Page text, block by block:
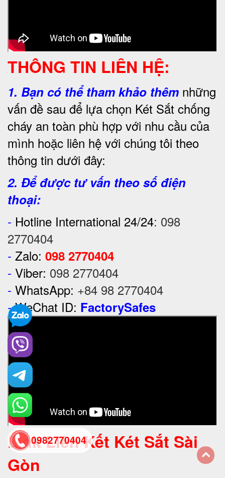
THÔNG TIN LIÊN HỆ:
1. Bạn có thể tham khảo thêm những
vấn đề sau để lựa chọn Két Sắt chống
cháy an toàn phù hợp với nhu cầu của
mình hoặc liên hệ với chúng tôi theo
thông tin dưới đây:
2. Để được tư vấn theo số điện
thoại:
- Hotline International 24/24: 098
2770404
- Zalo: 098 2770404
- Viber: 098 2770404
- WhatsApp: +84 98 2770404
- WeChat ID: FactorySafes
Link Liên Kết Két Sắt Sài
Gòn
0982770404